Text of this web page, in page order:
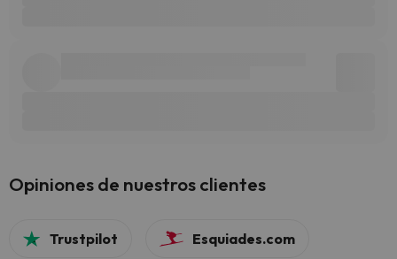
Opiniones de nuestros clientes
Trustpilot Esquiades.com